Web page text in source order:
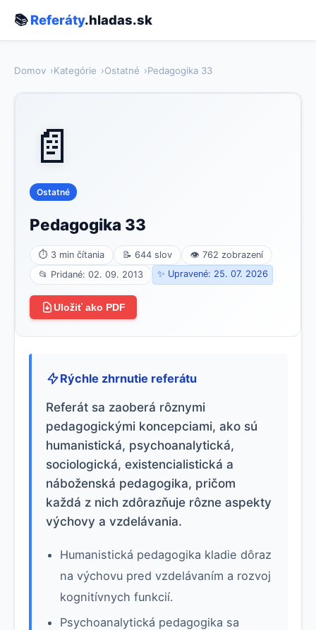
📚Referáty.hladas.sk
Domov Kategórie Ostatné Pedagogika 33
📄
Ostatné
Pedagogika 33
⏱ 3 min čítania 📝 644 slov
👁 762 zobrazení
📂 Pridané: 02. 09. 2013
✨ Upravené: 25. 07. 2026
Uložiť ako PDF
Rýchle zhrnutie referátu
Referát sa zaoberá rôznymi
pedagogickými koncepciami, ako sú
humanistická, psychoanalytická,
sociologická, existencialistická a
náboženská pedagogika, pričom
každá z nich zdôrazňuje rôzne aspekty
výchovy a vzdelávania.
Humanistická pedagogika kladie dôraz
na výchovu pred vzdelávaním a rozvoj
kognitívnych funkcií.
Psychoanalytická pedagogika sa